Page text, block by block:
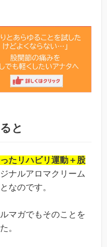
と
たリハビリ運動＋股
ナルアロマクリーム
なのです。
マガでもそのことを
。